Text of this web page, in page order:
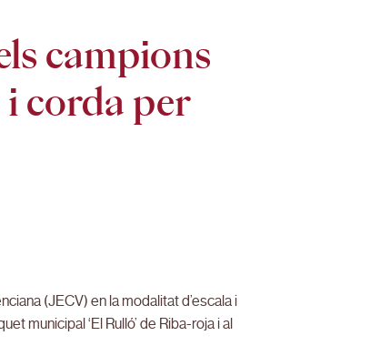
campions
i corda per
(JECV) en la modalitat d’escala i
municipal ‘El Rulló’ de Riba-roja i al